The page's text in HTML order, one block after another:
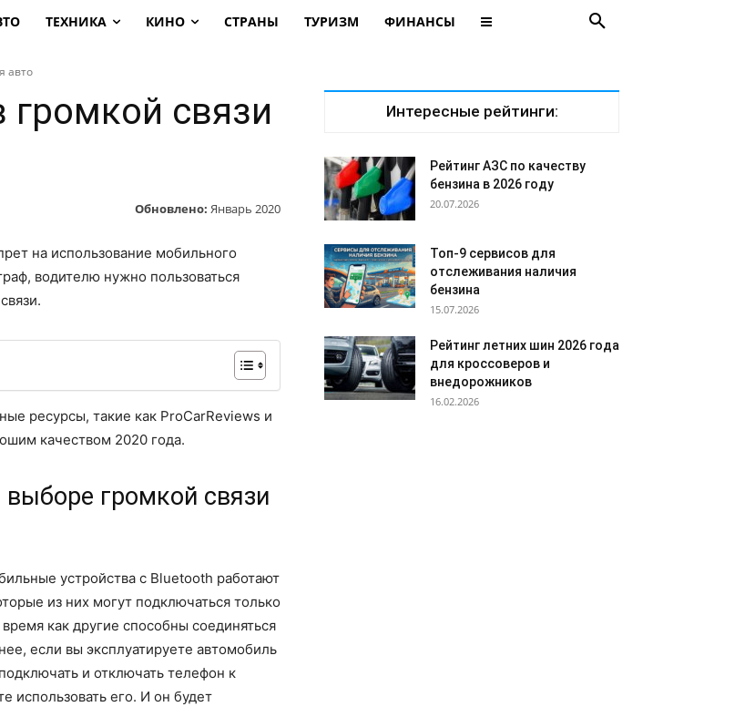
ТЕХНИКА КИНО СТРАНЫ ТУРИЗМ ФИНАНСЫ
авто
громкой связи
Обновлено: Январь 2020
на использование мобильного
водителю нужно пользоваться
ресурсы, такие как ProCarReviews и
качеством 2020 года.
громкой связи
устройства с Bluetooth работают
из них могут подключаться только
как другие способны соединяться
если вы эксплуатируете автомобиль
и отключать телефон к
использовать его. И он будет
Интересные рейтинги:
Рейтинг АЗС по качеству
бензина в 2026 году
20.07.2026
Топ-9 сервисов для
отслеживания наличия
бензина
15.07.2026
Рейтинг летних шин 2026 года
для кроссоверов и
внедорожников
16.02.2026